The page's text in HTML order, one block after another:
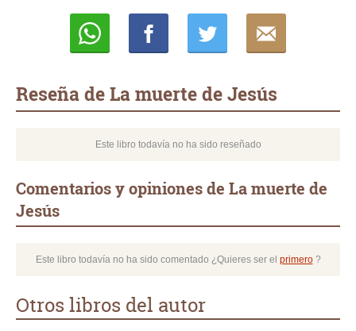
Reseña de La muerte de Jesús
Este libro todavía no ha sido reseñado
Comentarios y opiniones de La muerte de
Jesús
Este libro todavía no ha sido comentado ¿Quieres ser el primero?
Otros libros del autor